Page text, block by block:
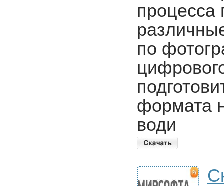
процесса
по
формата
води